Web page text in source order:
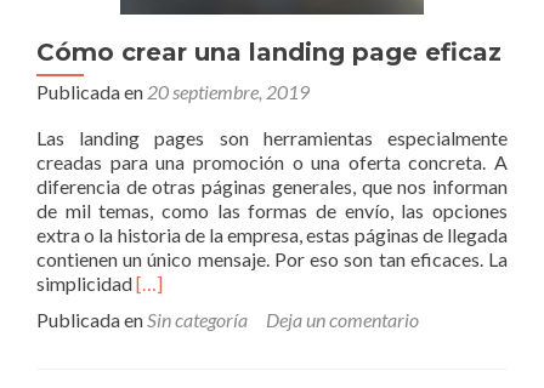
Google
Cómo crear una landing page eficaz
Publicada en 20 septiembre, 2019
Las landing pages son herramientas especialmente
creadas para una promoción o una oferta concreta. A
diferencia de otras páginas generales, que nos informan
de mil temas, como las formas de envío, las opciones
extra o la historia de la empresa, estas páginas de llegada
contienen un único mensaje. Por eso son tan eficaces. La
simplicidadLeer
crear
[…]
Publicada en Sin categoría Deja un comentario